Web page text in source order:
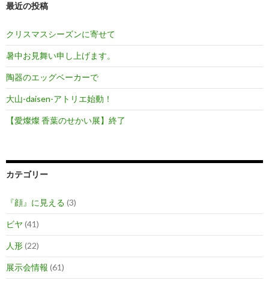
最近の投稿
クリスマスシーズンに寄せて
暑中お見舞い申し上げます。
陶器のエッグベーカーで
大山-daisen-アトリエ始動！
【愛燦燦 香葉のせかい展】終了
カテゴリー
『顔』に見える (3)
ビヤ (41)
人形(22)
展示会情報 (61)